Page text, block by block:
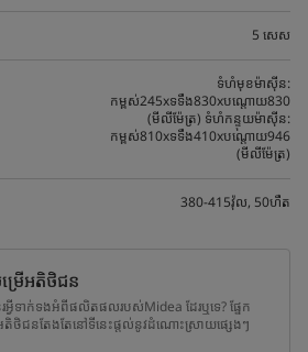
5 សេស
ទំហំមុខម៉ាស៊ីន:
កម្ពស់245xទទឹង830xបណ្តោយ830
(មីលីម៉ែត្រ) ទំហំកន្ទុយម៉ាស៊ីន:
កម្ពស់810xទទឹង410xបណ្តោយ946
(មីលីម៉ែត្រ)
380-415វ៉ុល, 50ហឺត
រើអតិថិជន
អ្វីទាក់ទងអំពីផលិតផលរបស់Midea ដែរឬទេ? ផ្នែក
អតិថិជនតែងតែនៅទីនេះផ្តល់នូវដំណោះស្រាយផ្សេងៗ